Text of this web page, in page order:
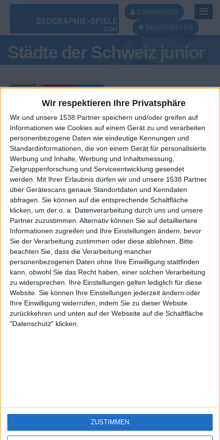
Wir respektieren Ihre Privatsphäre
Wir und unsere 1538 Partner speichern und/oder greifen auf
Informationen wie Cookies auf einem Gerät zu und verarbeiten
personenbezogene Daten wie eindeutige Kennungen und
Standardinformationen, die von einem Gerät für personalisierte
Werbung und Inhalte, Werbung und Inhaltsmessung,
Zielgruppenforschung und Serviceentwicklung gesendet
werden. Mit Ihrer Erlaubnis dürfen wir und unsere 1538 Partner
über Gerätescans genaue Standortdaten und Kenndaten
abfragen. Sie können auf die entsprechende Schaltfläche
klicken, um der o. a. Datenverarbeitung durch uns und unsere
Partner zuzustimmen. Alternativ können Sie auf detailliertere
Informationen zugreifen und Ihre Einstellungen ändern, bevor
Sie der Verarbeitung zustimmen oder diese ablehnen. Bitte
beachten Sie, dass die Verarbeitung mancher
personenbezogenen Daten ohne Ihre Einwilligung stattfinden
kann, obwohl Sie das Recht haben, einer solchen Verarbeitung
zu widersprechen. Ihre Einstellungen gelten lediglich für diese
Website. Sie können Ihre Einstellungen jederzeit ändern oder
Ihre Einwilligung widerrufen, indem Sie zu dieser Website
zurückkehren und unten auf der Webseite auf die Schaltfläche
"Datenschutz" klicken.
ZUSTIMMEN
CONNEXION
REGISTRIEREN
Städte der Schweiz junior
Tagespodest
#1
KXM aus der
Oberpfalz
#2
EnzRRh
#3
eek
Si vous êtes francophone, vous devriez allerici
🇺🇸 We noticed you’re visiting
from an English-speaking
country
Join our American version now and be
among the firsts to submit your score
on our leaderboards!
Let's visit GeoHeroes.com!